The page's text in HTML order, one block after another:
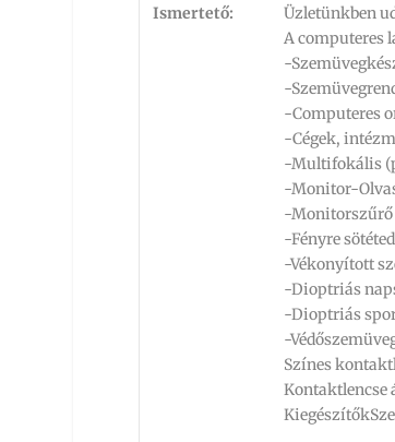
Ismertető:
Üzletünkben
A computeres
-
-
-Computeres
-Cégek,
-Multifokális
-Monitor-
-Monitorszűrő
-Fényre
-Vékonyított
-Dioptriás
-Dioptriás
-
Színes
Kontaktlencse